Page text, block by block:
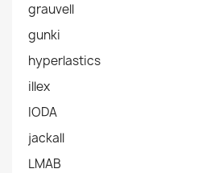
grauvell
gunki
hyperlastics
illex
IODA
jackall
LMAB